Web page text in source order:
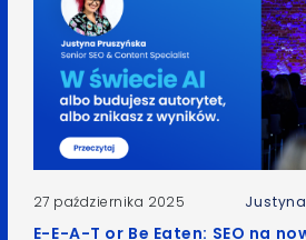
27 października 2025
E-E-A-T or Be Eaten: SEO na